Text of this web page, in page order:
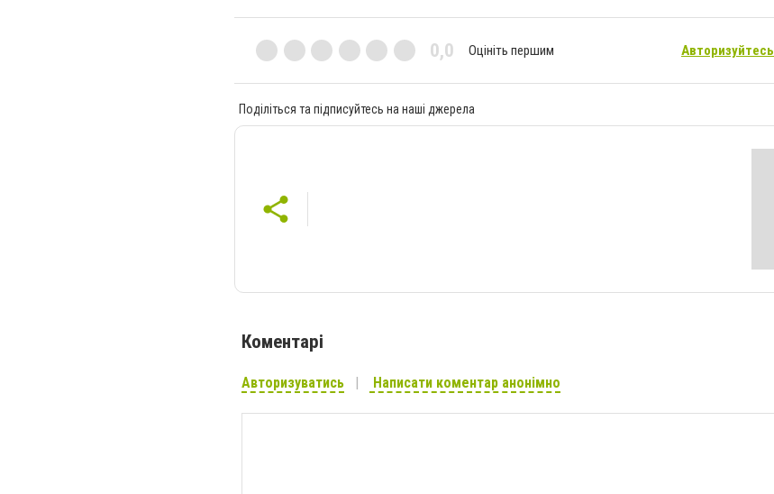
0,0 Оцініть першим Авторизуйтесь
Поділіться та підписуйтесь на наші джерела
Коментарі
Авторизуватись Написати коментар анонімно